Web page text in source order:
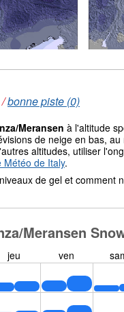
/bonne piste (0)
Meransen à l'altitude
de neige en bas,
altitudes, utiliser
Météo de Italy.
de gel et comment